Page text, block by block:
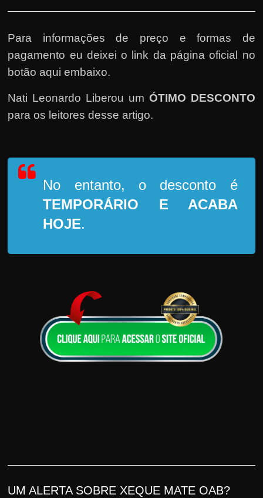
Para informações de preço e formas de
pagamento eu deixei o link da página oficial no
botão aqui embaixo.
Nati Leonardo Liberou um ÓTIMO DESCONTO
para os leitores desse artigo.
No entanto, o desconto é
TEMPORÁRIO
E ACABA
HOJE.
UM ALERTA SOBRE XEQUE MATE OAB?